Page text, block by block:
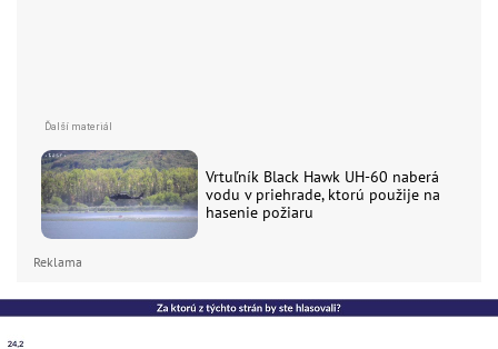
Vrtuľník Black Hawk UH-60 naberá
vodu v priehrade, ktorú použije na
hasenie požiaru
Reklama